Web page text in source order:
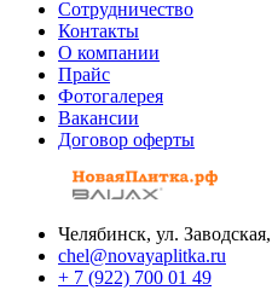
Сотрудничество
Контакты
О компании
Прайс
Фотогалерея
Вакансии
Договор оферты
Челябинск, ул.
chel@novayaplitka.ru
+ 7 (922) 700 01 49